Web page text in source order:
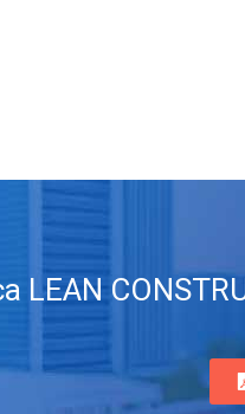
LEAN